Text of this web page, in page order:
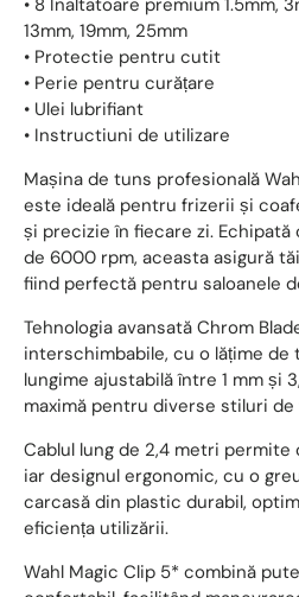
13mm, 19mm, 25mm
• Protectie pentru cutit
• Perie pentru curățare
• Ulei lubrifiant
• Instructiuni de utilizare
Mașina de tuns profesională
este ideală pentru frizerii și
și precizie în fiecare zi.
de 6000 rpm, aceasta asigură
fiind perfectă pentru saloanele
Tehnologia avansată Chrom
interschimbabile, cu o lățime de
lungime ajustabilă între 1 mm și
maximă pentru diverse stiluri de
Cablul lung de 2,4 metri
iar designul ergonomic, cu o
carcasă din plastic durabil,
eficiența utilizării.
Wahl Magic Clip 5* combină